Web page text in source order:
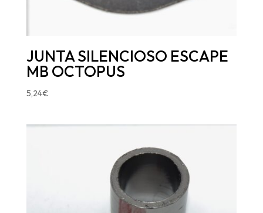
JUNTA SILENCIOSO ESCAPE
MB OCTOPUS
5,24€